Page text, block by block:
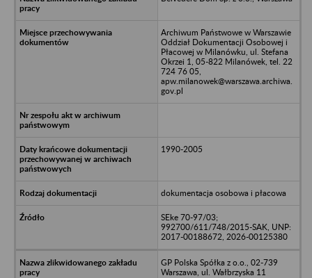
Archiwum Państwowe w Warszawie
Oddział Dokumentacji Osobowej i
Płacowej w Milanówku, ul. Stefana
Okrzei 1, 05-822 Milanówek, tel. 22
724 76 05,
apw.milanowek@warszawa.archiwa.
gov.pl
1990-2005
dokumentacja osobowa i płacowa
SEke 70-97/03;
992700/611/748/2015-SAK, UNP:
2017-00188672, 2026-00125380
GP Polska Spółka z o.o., 02-739
Warszawa, ul. Wałbrzyska 11